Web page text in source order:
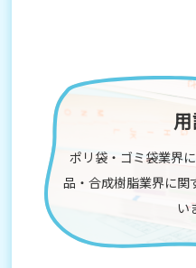
ポリ袋・ゴミ袋業界
品・合成樹脂業界に関
い